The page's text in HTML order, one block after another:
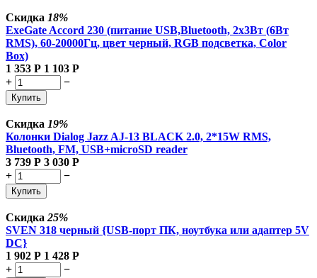
Скидка 18%
ExeGate Accord 230 (питание USB,Bluetooth, 2х3Вт (6Вт
RMS), 60-20000Гц, цвет черный, RGB подсветка, Color
Box)
1 353 Р 1 103 Р
+
−
Купить
Скидка 19%
Колонки Dialog Jazz AJ-13 BLACK 2.0, 2*15W RMS,
Bluetooth, FM, USB+microSD reader
3 739 Р 3 030 Р
+
−
Купить
Скидка 25%
SVEN 318 черный {USB-порт ПК, ноутбука или адаптер 5V
DC}
1 902 Р 1 428 Р
+
−